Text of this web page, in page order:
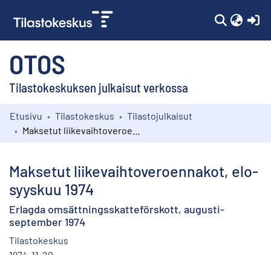
OTOS
Tilastokeskuksen julkaisut verkossa
Kokoelmat
Etusivu Tilastokeskus
Tilastojulkaisut
Maksetut liikevaihtoveroennakot, elo-
syyskuu 1974
Erlagda omsättningsskatteförskott, augusti-
september 1974
Tilastokeskus